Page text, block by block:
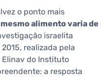
o ponto mais
alimento varia de
israelita
realizada pela
Elinav do Instituto
a resposta